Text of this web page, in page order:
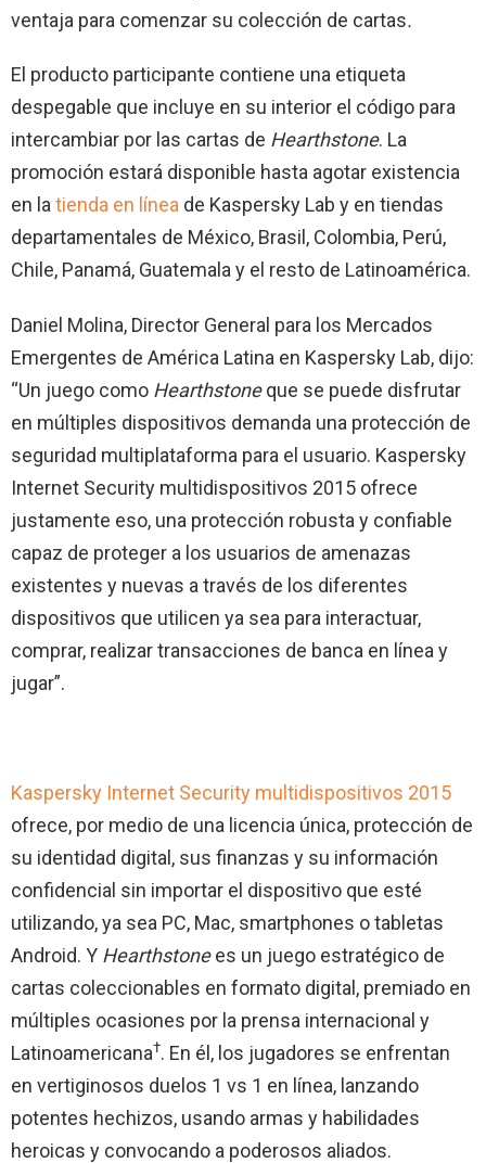
ventaja para comenzar su colección de cartas.
El producto participante contiene una etiqueta
despegable que incluye en su interior el código para
intercambiar por las cartas de Hearthstone. La
promoción estará disponible hasta agotar existencia
en la tienda en línea de Kaspersky Lab y en tiendas
departamentales de México, Brasil, Colombia, Perú,
Chile, Panamá, Guatemala y el resto de Latinoamérica.
Daniel Molina, Director General para los Mercados
Emergentes de América Latina en Kaspersky Lab, dijo:
“Un juego como Hearthstoneque se puede disfrutar
en múltiples dispositivos demanda una protección de
seguridad multiplataforma para el usuario. Kaspersky
Internet Security multidispositivos 2015 ofrece
justamente eso, una protección robusta y confiable
capaz de proteger a los usuarios de amenazas
existentes y nuevas a través de los diferentes
dispositivos que utilicen ya sea para interactuar,
comprar, realizar transacciones de banca en línea y
jugar”.
Kaspersky Internet Security multidispositivos 2015
ofrece, por medio de una licencia única, protección de
su identidad digital, sus finanzas y su información
confidencial sin importar el dispositivo que esté
utilizando, ya sea PC, Mac, smartphones o tabletas
Android. Y Hearthstonees un juego estratégico de
cartas coleccionables en formato digital, premiado en
múltiples ocasiones por la prensa internacional y
Latinoamericana†. En él, los jugadores se enfrentan
en vertiginosos duelos 1 vs 1 en línea, lanzando
potentes hechizos, usando armas y habilidades
heroicas y convocando a poderosos aliados.